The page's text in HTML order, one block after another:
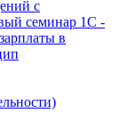
с
семинар 1С -
в